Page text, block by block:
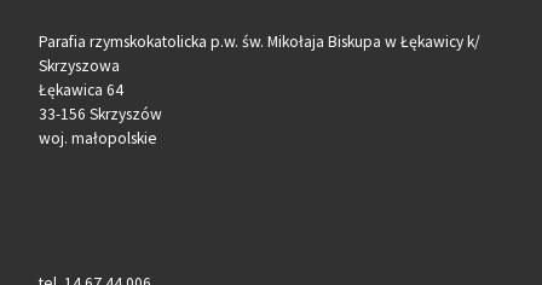
Parafia rzymskokatolicka p.w. św. Mikołaja Biskupa w Łękawicy k/
Skrzyszowa
Łękawica 64
33-156 Skrzyszów
woj. małopolskie